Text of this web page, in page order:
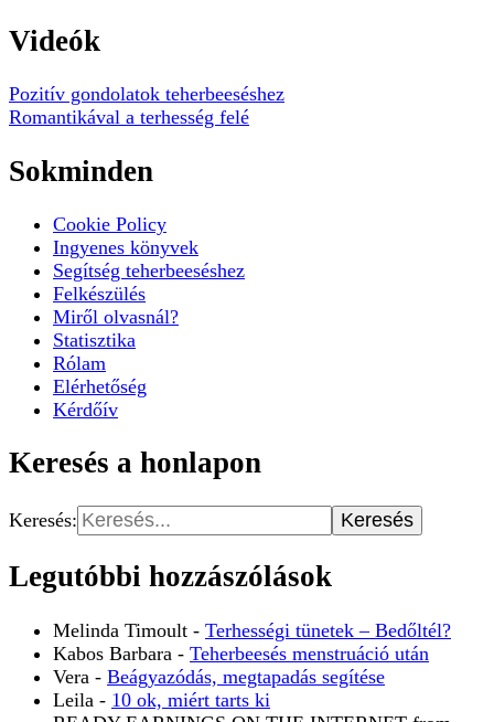
Videók
Pozitív gondolatok teherbeeséshez
Romantikával a terhesség felé
Sokminden
Cookie Policy
Ingyenes könyvek
Segítség teherbeeséshez
Felkészülés
Miről olvasnál?
Statisztika
Rólam
Elérhetőség
Kérdőív
Keresés a honlapon
Keresés:
Legutóbbi hozzászólások
Melinda Timoult - Terhességi tünetek – Bedőltél?
Kabos Barbara - Teherbeesés menstruáció után
Vera - Beágyazódás, megtapadás segítése
Leila - 10 ok, miért tarts ki